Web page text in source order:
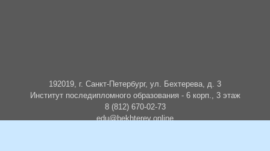
192019, г. Санкт-Петербург, ул. Бехтерева, д. 3
Институт последипломного образования - 6 корп., 3 этаж
8 (812) 670-02-73
edu@bekhterev.online